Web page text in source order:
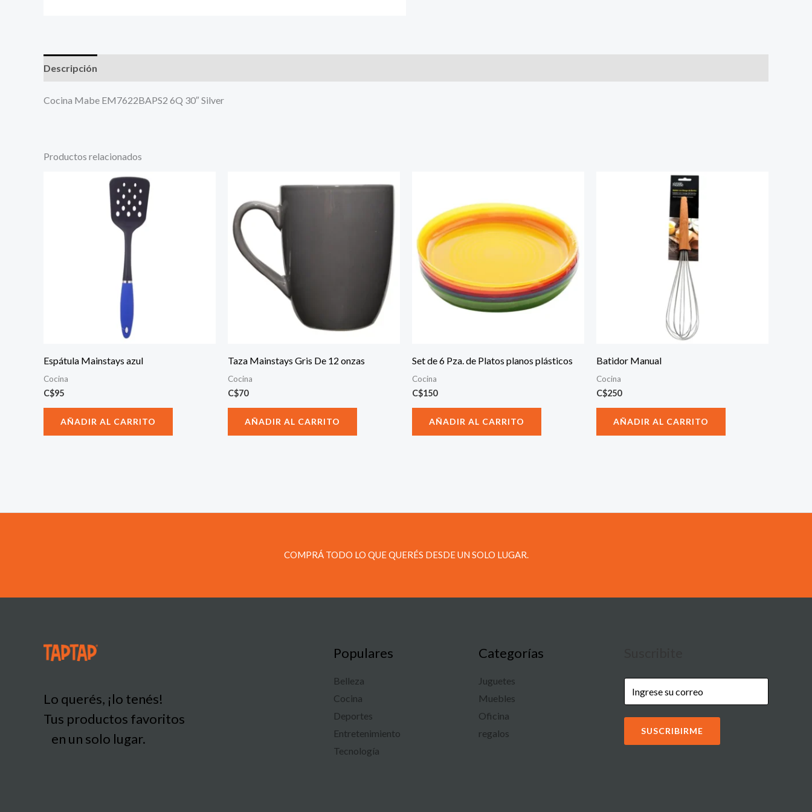
Descripción
Cocina Mabe EM7622BAPS2 6Q 30″ Silver
Productos relacionados
Espátula Mainstays azul
Cocina
C$95
AÑADIR AL CARRITO
Taza Mainstays Gris De 12 onzas
Cocina
C$70
AÑADIR AL CARRITO
Set de 6 Pza. de Platos planos plásticos
Cocina
C$150
AÑADIR AL CARRITO
Batidor Manual
Cocina
C$250
AÑADIR AL CARRITO
COMPRÁ TODO LO QUE QUERÉS DESDE UN SOLO LUGAR.
Lo querés, ¡lo tenés!
Tus productos favoritos
en un solo lugar.
Populares
Belleza
Cocina
Deportes
Entretenimiento
Tecnología
Categorías
Juguetes
Muebles
Oficina
regalos
SUSCRIBIRME